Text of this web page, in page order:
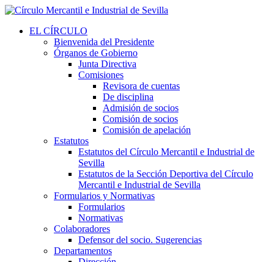
EL CÍRCULO
Bienvenida del Presidente
Órganos de Gobierno
Junta Directiva
Comisiones
Revisora de cuentas
De disciplina
Admisión de socios
Comisión de socios
Comisión de apelación
Estatutos
Estatutos del Círculo Mercantil e Industrial de
Sevilla
Estatutos de la Sección Deportiva del Círculo
Mercantil e Industrial de Sevilla
Formularios y Normativas
Formularios
Normativas
Colaboradores
Defensor del socio. Sugerencias
Departamentos